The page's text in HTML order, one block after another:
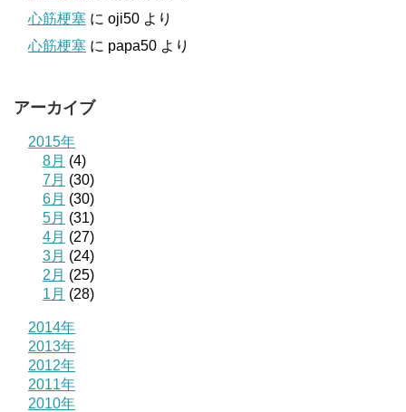
心筋梗塞 に oji50 より
心筋梗塞 に papa50 より
アーカイブ
2015年
8月 (4)
7月 (30)
6月 (30)
5月 (31)
4月 (27)
3月 (24)
2月 (25)
1月 (28)
2014年
2013年
2012年
2011年
2010年